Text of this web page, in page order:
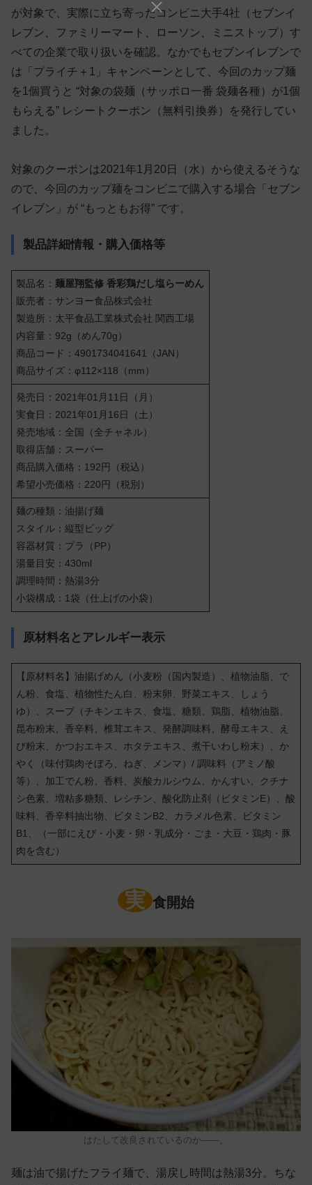
が対象で、実際に立ち寄ったコンビニ大手4社（セブンイ
レブン、ファミリーマート、ローソン、ミニストップ）す
べての企業で取り扱いを確認。なかでもセブンイレブンで
は「プライチ＋1」キャンペーンとして、今回のカップ麺
を1個買うと “対象の袋麺（サッポロ一番 袋麺各種）が1個
もらえる” レシートクーポン（無料引換券）を発行してい
ました。
対象のクーポンは2021年1月20日（水）から使えるそうな
ので、今回のカップ麺をコンビニで購入する場合「セブン
イレブン」が “もっともお得” です。
製品詳細情報・購入価格等
製品名： 麺屋翔監修 香彩鶏だし塩らーめん
販売者：サンヨー食品株式会社
製造所：太平食品工業株式会社 関西工場
内容量：92g（めん70g）
商品コード：4901734041641（JAN）
商品サイズ：φ112×118（mm）
発売日：2021年01月11日（月）
実食日：2021年01月16日（土）
発売地域：全国（全チャネル）
取得店舗：スーパー
商品購入価格：192円（税込）
希望小売価格：220円（税別）
麺の種類：油揚げ麺
スタイル：縦型ビッグ
容器材質：プラ（PP）
湯量目安：430ml
調理時間：熱湯3分
小袋構成：1袋（仕上げの小袋）
原材料名とアレルギー表示
【原材料名】油揚げめん（小麦粉（国内製造）、植物油脂、で
ん粉、食塩、植物性たん白、粉末卵、野菜エキス、しょう
ゆ）、スープ（チキンエキス、食塩、糖類、鶏脂、植物油脂、
昆布粉末、香辛料、椎茸エキス、発酵調味料、酵母エキス、え
び粉末、かつおエキス、ホタテエキス、煮干いわし粉末）、か
やく（味付鶏肉そぼろ、ねぎ、メンマ）/ 調味料（アミノ酸
等）、加工でん粉、香料、炭酸カルシウム、かんすい、クチナ
シ色素、増粘多糖類、レシチン、酸化防止剤（ビタミンE）、酸
味料、香辛料抽出物、ビタミンB2、カラメル色素、ビタミン
B1、（一部にえび・小麦・卵・乳成分・ごま・大豆・鶏肉・豚
肉を含む）
実 食開始
はたして改良されているのか——。
麺は油で揚げたフライ麺で、湯戻し時間は熱湯3分。ちな